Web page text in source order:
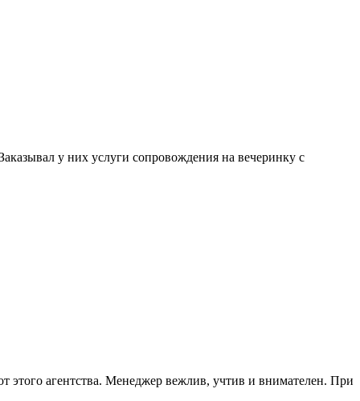
у них услуги сопровождения на вечеринку с
этого агентства. Менеджер вежлив, учтив и внимателен. При